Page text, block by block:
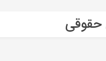
حقوقی